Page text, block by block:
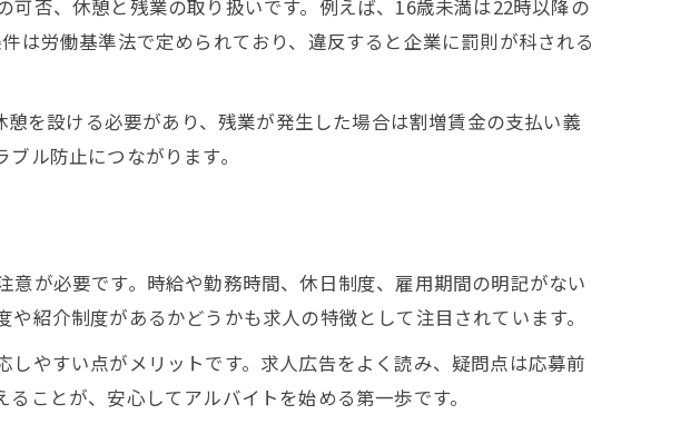
たい制度の落とし穴
制度の確認方法
人チェックリスト
否、休憩と残業の取り扱いです。例えば、16歳未満は22時以降の
は労働基準法で定められており、違反すると企業に罰則が科される
を設ける必要があり、残業が発生した場合は割増賃金の支払い義
ル防止につながります。
が必要です。時給や勤務時間、休日制度、雇用期間の明記がない
紹介制度があるかどうかも求人の特徴として注目されています。
やすい点がメリットです。求人広告をよく読み、疑問点は応募前
ことが、安心してアルバイトを始める第一歩です。